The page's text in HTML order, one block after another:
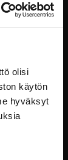
olisi
käytön
hyväksyt